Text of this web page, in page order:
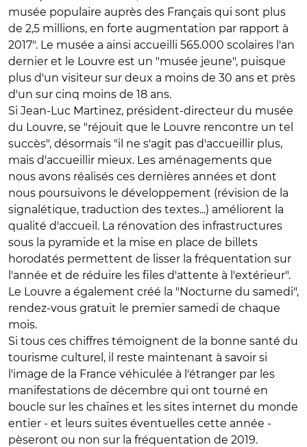
musée populaire auprès des Français qui sont plus
de 2,5 millions, en forte augmentation par rapport à
2017". Le musée a ainsi accueilli 565.000 scolaires l'an
dernier et le Louvre est un "musée jeune", puisque
plus d'un visiteur sur deux a moins de 30 ans et près
d'un sur cinq moins de 18 ans.
Si Jean-Luc Martinez, président-directeur du musée
du Louvre, se "réjouit que le Louvre rencontre un tel
succès", désormais "il ne s'agit pas d'accueillir plus,
mais d'accueillir mieux. Les aménagements que
nous avons réalisés ces dernières années et dont
nous poursuivons le développement (révision de la
signalétique, traduction des textes...) améliorent la
qualité d'accueil. La rénovation des infrastructures
sous la pyramide et la mise en place de billets
horodatés permettent de lisser la fréquentation sur
l'année et de réduire les files d'attente à l'extérieur".
Le Louvre a également créé la "Nocturne du samedi",
rendez-vous gratuit le premier samedi de chaque
mois.
Si tous ces chiffres témoignent de la bonne santé du
tourisme culturel, il reste maintenant à savoir si
l'image de la France véhiculée à l'étranger par les
manifestations de décembre qui ont tourné en
boucle sur les chaînes et les sites internet du monde
entier - et leurs suites éventuelles cette année -
pèseront ou non sur la fréquentation de 2019.